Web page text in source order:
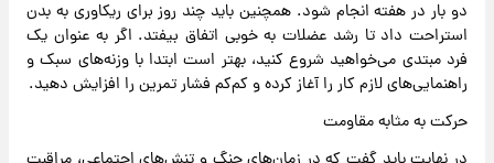
دو بار در هفته انجام شود. همچنین باید چند روز برای ریکاوری به بدن
استراحت داد تا رشد عضلات به خوبی اتفاق بیفتد. اگر به عنوان یک
فرد مبتدی می‌خواهید شروع کنید، بهتر است ابتدا با وزنه‌های سبک و
راهنمایی‌های لازم کار را آغاز کرده و کم‌کم فشار تمرین را افزایش دهید.
حرکت به مثابه مقاومت